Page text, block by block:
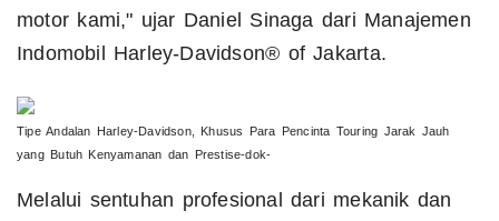
motor kami," ujar Daniel Sinaga dari Manajemen
Indomobil Harley-Davidson® of Jakarta.
Tipe Andalan Harley-Davidson, Khusus Para Pencinta Touring Jarak Jauh
yang Butuh Kenyamanan dan Prestise-dok-
Melalui sentuhan profesional dari mekanik dan